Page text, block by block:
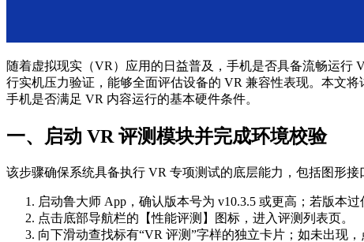
随着虚拟现实（VR）应用的日益普及，手机是否具备流畅运
行实机压力验证，能够全面评估设备的 VR 兼容性表现。本文
手机是否满足 VR 内容运行的基本硬件条件。
一、启动 VR 评测模块并完成环境校验
该步骤确保系统具备执行 VR 专项测试的底层能力，包括图形
启动鲁大师 App，确认版本号为 v10.3.5 或更高；若版本过
点击底部导航栏的【性能评测】图标，进入评测列表页。
向下滑动查找标有“VR 评测”字样的独立卡片；如未出现